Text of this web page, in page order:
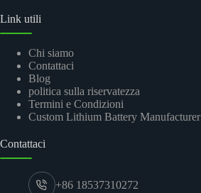
Link utili
Chi siamo
Contattaci
Blog
politica sulla riservatezza
Termini e Condizioni
Custom Lithium Battery Manufacturer
Contattaci
+86 18537310272